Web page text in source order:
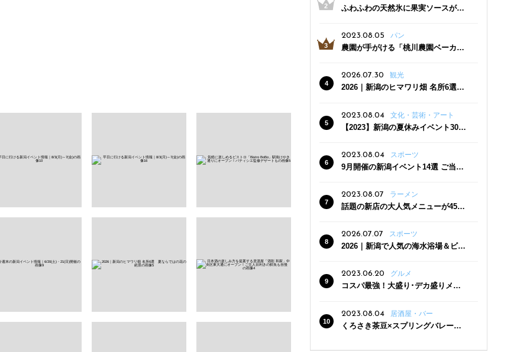
ふわふわの天然氷に果実ソースがた
三条駅近くにオープン
2023.08.05 パン
農園が手がける「桃川農園ベーカリ
った焼きたてパンのほか、ジェラー
トやスムージーも
2026.07.30 観光
2026｜新潟のヒマワリ畑 名所6選
2023.08.04
文化・芸術・アート
【2023】新潟の夏休みイベント30
2023.08.04
スポーツ
9月開催の新潟イベント14選 ご当地
2023.08.07 ラーメン
話題の新店の大人気メニューが450
クーポン登場
2026.07.07 スポーツ
2026｜新潟で人気の海水浴場＆ビー
2023.06.20
グルメ
コスパ最強！大盛り･デカ盛りメニ
2023.08.04
居酒屋・バー
くろさき茶豆×スプリングバレー豊